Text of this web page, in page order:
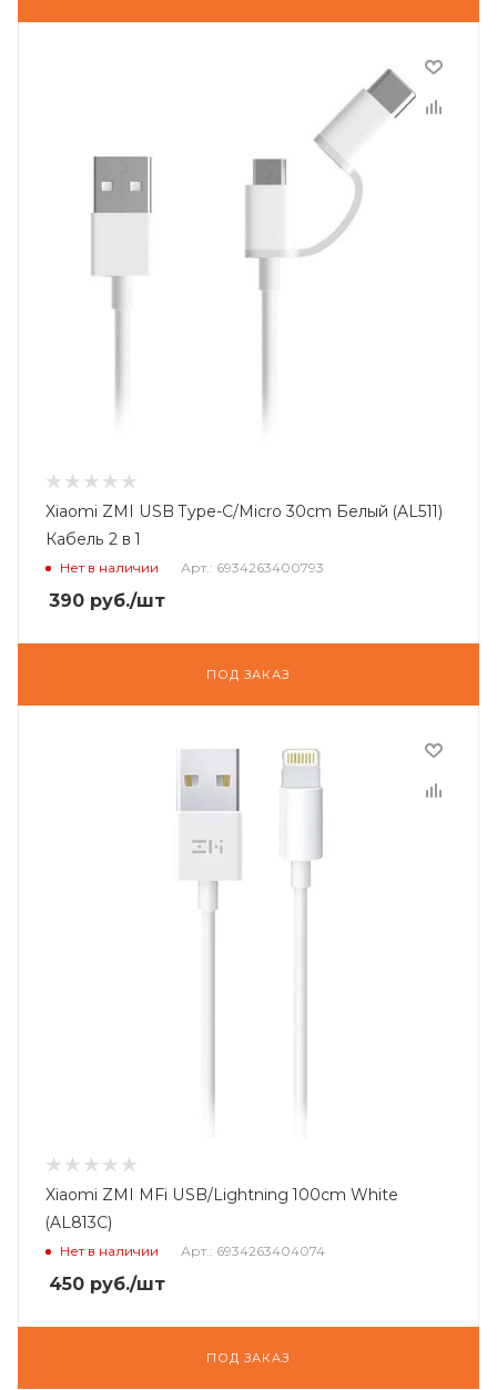
Xiaomi ZMI USB Type-C/Micro 30cm Белый (AL511)
Кабель 2 в 1
Нет в наличии Арт.: 6934263400793
390 руб./шт
ПОД ЗАКАЗ
Xiaomi ZMI MFi USB/Lightning 100cm White
(AL813C)
Нет в наличии Арт.: 6934263404074
450 руб./шт
ПОД ЗАКАЗ